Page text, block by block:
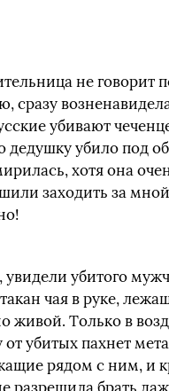
не говорит
сразу
убивают
дедушку убило под
хотя она
заходить за
убитого
чая в руке,
живой. Только в
убитых пахнет
рядом с ним, и